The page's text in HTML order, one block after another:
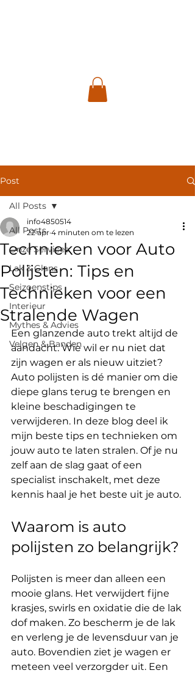
Post
All Posts
Onze Services
Lak & Glans
Seizoens­tips
Interieur
Mythes & Advies
Velgen & Banden
All Posts
Technieken voor Auto
Polijsten: Tips en
Technieken voor een
Stralende Wagen
info4850514
22 apr 4 minuten om te lezen
Een glanzende auto trekt altijd de
aandacht. Wie wil er nu niet dat
zijn wagen er als nieuw uitziet?
Auto polijsten is dé manier om die
diepe glans terug te brengen en
kleine beschadigingen te
verwijderen. In deze blog deel ik
mijn beste tips en technieken om
jouw auto te laten stralen. Of je nu
zelf aan de slag gaat of een
specialist inschakelt, met deze
kennis haal je het beste uit je auto.
Waarom is auto
polijsten zo belangrijk?
Polijsten is meer dan alleen een
mooie glans. Het verwijdert fijne
krasjes, swirls en oxidatie die de lak
dof maken. Zo bescherm je de lak
en verleng je de levensduur van je
auto. Bovendien ziet je wagen er
meteen veel verzorgder uit. Een